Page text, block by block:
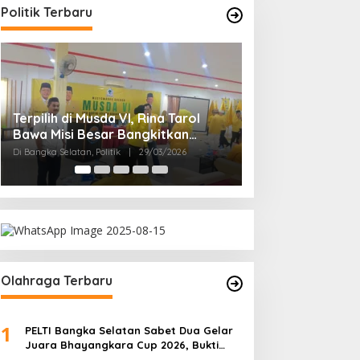
Politik Terbaru
Ramadan Penuh Berkah, PAC
Toboali partai PDI Perjuangan
Bagikan Takjil
Di Bangka Selatan, Politik 18/03/2026
Olahraga Terbaru
1
PELTI Bangka Selatan Sabet Dua Gelar
Juara Bhayangkara Cup 2026, Bukti